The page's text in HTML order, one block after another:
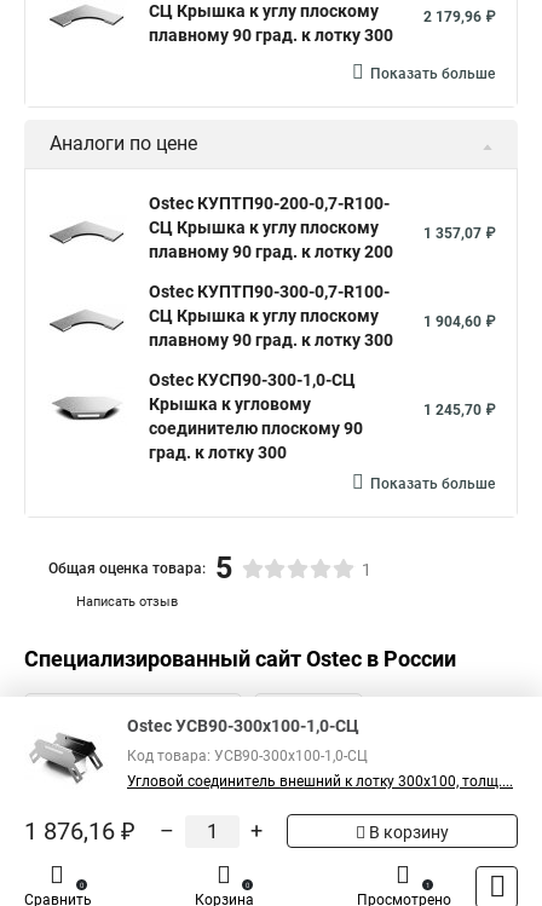
СЦ Крышка к углу плоскому
плавному 90 град. к лотку 300
2 179,96 ₽
Показать больше
Аналоги по цене
Ostec КУПТП90-200-0,7-R100-
СЦ Крышка к углу плоскому
плавному 90 град. к лотку 200
1 357,07 ₽
Ostec КУПТП90-300-0,7-R100-
СЦ Крышка к углу плоскому
плавному 90 град. к лотку 300
1 904,60 ₽
Ostec КУСП90-300-1,0-СЦ
Крышка к угловому
соединителю плоскому 90
град. к лотку 300
1 245,70 ₽
Показать больше
Написать отзыв
Общая оценка товара: 5 1
Специализированный сайтOstec в России
Ostec УСВ90-300х100-1,0-СЦ
Код товара: УСВ90-300х100-1,0-СЦ
Угловой соединитель внешний к лотку 300х100, толщ....
1 876,16 ₽ – + В корзину
Сравнить
0
Корзина
0
Просмотрено
1